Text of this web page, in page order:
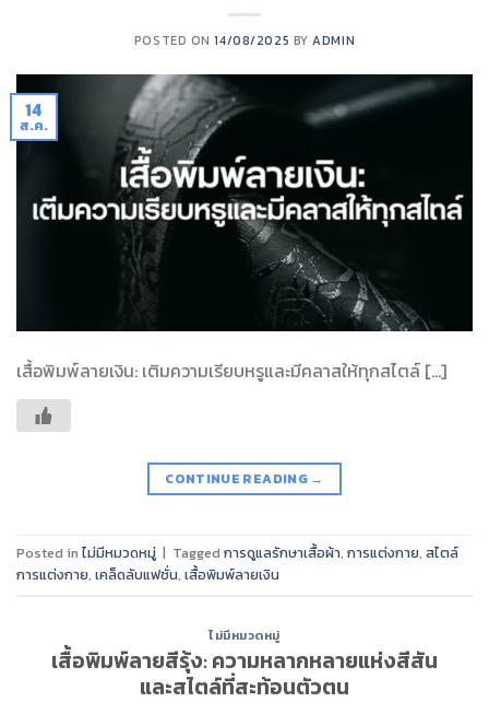
POSTED ON14/08/2025 BYADMIN
14
ส.ค.
เสื้อพิมพ์ลายเงิน: เติมความเรียบหรูและมีคลาสให้ทุกสไตล์ […]
CONTINUE READING →
Posted in ไม่มีหมวดหมู่ | Tagged การดูแลรักษาเสื้อผ้า, การแต่งกาย, สไตล์
การแต่งกาย, เคล็ดลับแฟชั่น, เสื้อพิมพ์ลายเงิน
ไม่มีหมวดหมู่
เสื้อพิมพ์ลายสีรุ้ง: ความหลากหลายแห่งสีสัน
และสไตล์ที่สะท้อนตัวตน